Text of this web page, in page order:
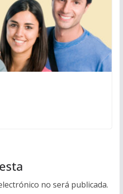
no será publicada.